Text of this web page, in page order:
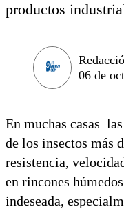
productos
06 de
En muchas casas
de los insectos más
resistencia,
en rincones
indeseada,